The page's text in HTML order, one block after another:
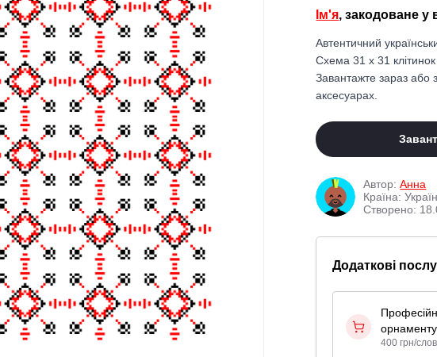
Ім'я, закодоване у
Автентичний
Схема 31 x 31
Завантажте зараз або
аксесуарах.
Автор:Анна
Країна:
Створено:
Додаткові
орнаменту
400 грн/